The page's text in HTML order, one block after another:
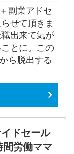
副業アドセ
せて頂きま
出来て気が
とに。この
ら脱出する
ドセール
間労働ママ